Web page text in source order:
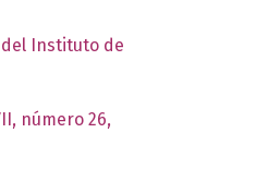
Instituto de
número 26,